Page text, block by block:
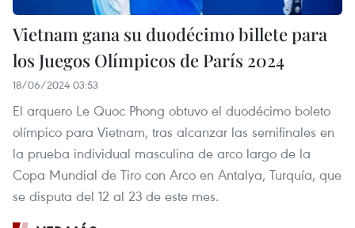
Vietnam gana su duodécimo billete para
los Juegos Olímpicos de París 2024
18/06/2024 03:53
El arquero Le Quoc Phong obtuvo el duodécimo boleto
olímpico para Vietnam, tras alcanzar las semifinales en
la prueba individual masculina de arco largo de la
Copa Mundial de Tiro con Arco en Antalya, Turquía, que
se disputa del 12 al 23 de este mes.